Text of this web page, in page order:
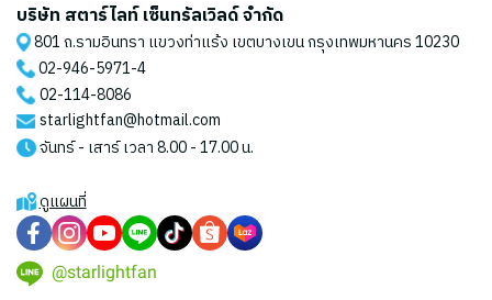
บริษัท สตาร์ไลท์ เซ็นทรัลเวิลด์ จำกัด
801 ถ.รามอินทรา แขวงท่าแร้ง เขตบางเขน กรุงเทพมหานคร 10230
02-946-5971-4
02-114-8086
starlightfan@hotmail.com
จันทร์ - เสาร์ เวลา 8.00 - 17.00 น.
ดูแผนที่
@starlightfan